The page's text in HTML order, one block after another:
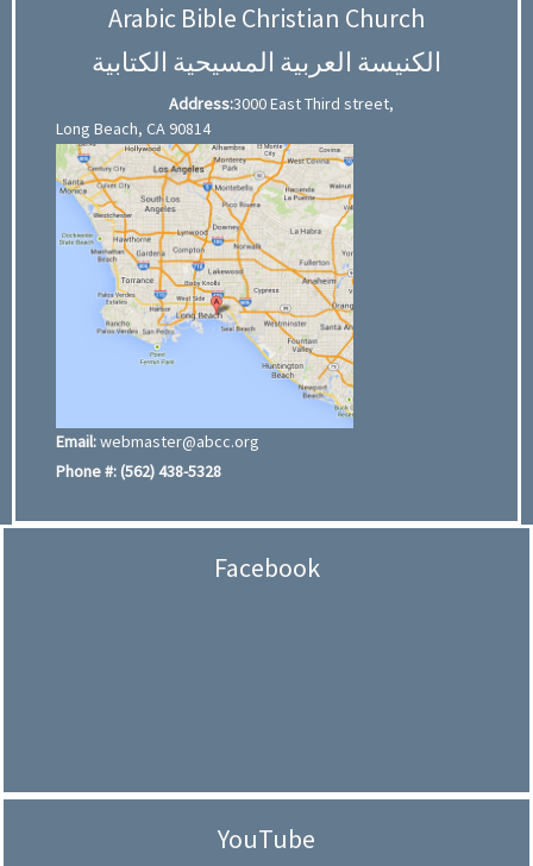
Arabic Bible Christian Church
الكنيسة العربية المسيحية الكتابية
Address:3000 East Third street,
Long Beach, CA 90814
Email:webmaster@abcc.org
Phone #:(562) 438-5328
Facebook
YouTube